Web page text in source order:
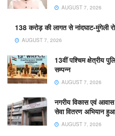
AUGUST 7, 2026
138 करोड़ की लागत से नांदघाट-मुंगेली
AUGUST 7, 2026
13वीं पश्चिम क्षेत्रीय
सम्पन्न
AUGUST 7, 2026
नगरीय विकास एवं
सेवा वितरण अभियान
AUGUST 7, 2026